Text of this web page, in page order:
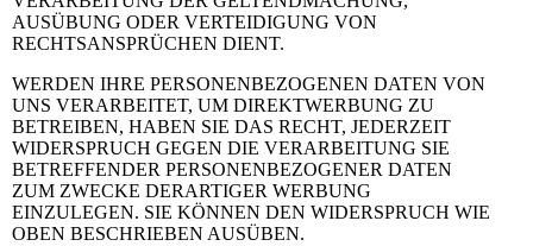
AUSÜBUNG ODER VERTEIDIGUNG VON
RECHTSANSPRÜCHEN DIENT.
WERDEN IHRE PERSONENBEZOGENEN DATEN VON
UNS VERARBEITET, UM DIREKTWERBUNG ZU
BETREIBEN, HABEN SIE DAS RECHT, JEDERZEIT
WIDERSPRUCH GEGEN DIE VERARBEITUNG SIE
BETREFFENDER PERSONENBEZOGENER DATEN
ZUM ZWECKE DERARTIGER WERBUNG
EINZULEGEN. SIE KÖNNEN DEN WIDERSPRUCH WIE
OBEN BESCHRIEBEN AUSÜBEN.